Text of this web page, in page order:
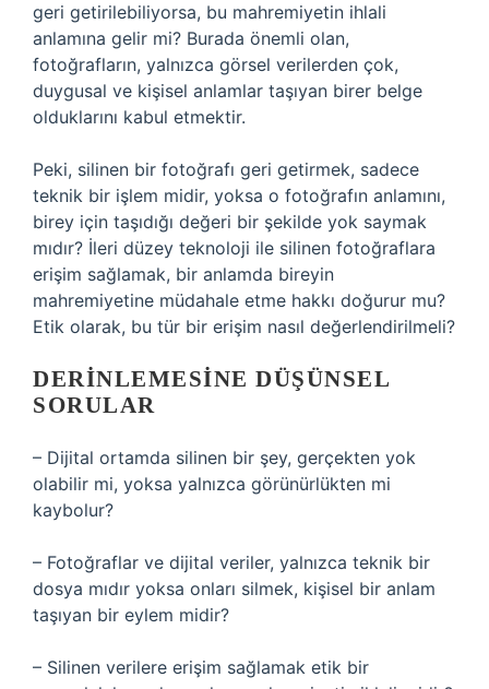
geri getirilebiliyorsa, bu mahremiyetin ihlali
anlamına gelir mi? Burada önemli olan,
fotoğrafların, yalnızca görsel verilerden çok,
duygusal ve kişisel anlamlar taşıyan birer belge
olduklarını kabul etmektir.
Peki, silinen bir fotoğrafı geri getirmek, sadece
teknik bir işlem midir, yoksa o fotoğrafın anlamını,
birey için taşıdığı değeri bir şekilde yok saymak
mıdır? İleri düzey teknoloji ile silinen fotoğraflara
erişim sağlamak, bir anlamda bireyin
mahremiyetine müdahale etme hakkı doğurur mu?
Etik olarak, bu tür bir erişim nasıl değerlendirilmeli?
DERINLEMESINE DÜŞÜNSEL
SORULAR
– Dijital ortamda silinen bir şey, gerçekten yok
olabilir mi, yoksa yalnızca görünürlükten mi
kaybolur?
– Fotoğraflar ve dijital veriler, yalnızca teknik bir
dosya mıdır yoksa onları silmek, kişisel bir anlam
taşıyan bir eylem midir?
– Silinen verilere erişim sağlamak etik bir